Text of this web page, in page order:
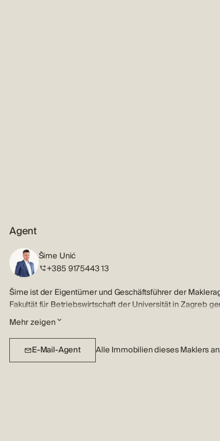
Agent
Šime Unić
+385 9175443 13
Šime ist der Eigentümer und Geschäftsführer der
Fakultät für Betriebswirtschaft der Universität in Zagreb
Makler in seiner Heimatstadt Šibenik.
Šime ist lizenzierter Makler und wird immer die beste
anhören und strategisch alle Informationen darlegen,
werden, egal ob Sie eine Immobilie suchen oder eine
Mehr zeigen
E-Mail-Agent Alle Immobilien dieses Maklers